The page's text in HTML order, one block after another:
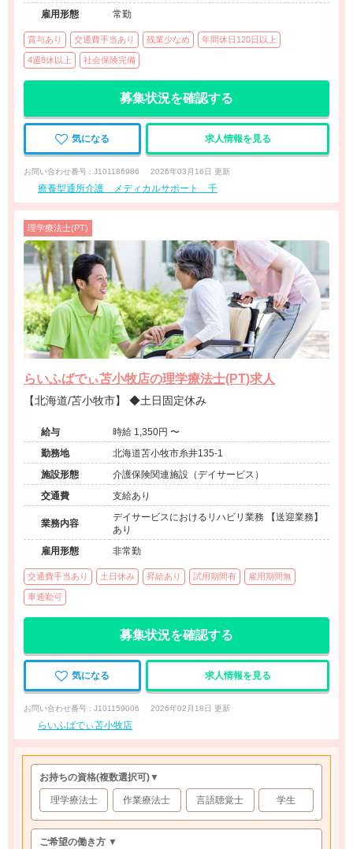
雇用形態
常勤
賞与あり 交通費手当あり 残業少なめ 年間休日120日以上
4週8休以上 社会保険完備
募集状況を確認する
気になる 求人情報を見る
お問い合わせ番号 : J101186986 2026年03月16日 更新
療養型通所介護 メディカルサポート 千
理学療法士(PT)
らいふばでぃ苫小牧店の理学療法士(PT)求人
【北海道/苫小牧市】 ◆土日固定休み
給与
時給 1,350円 〜
勤務地
北海道苫小牧市糸井135-1
施設形態
介護保険関連施設（デイサービス）
交通費
支給あり
業務内容
デイサービスにおけるリハビリ業務 【送迎業務】
あり
雇用形態
非常勤
交通費手当あり 土日休み 昇給あり 試用期間有 雇用期間無
車通勤可
募集状況を確認する
気になる 求人情報を見る
お問い合わせ番号 : J101159006 2026年02月18日 更新
らいふばでぃ苫小牧店
お持ちの資格(複数選択可)▼
理学療法士 作業療法士 言語聴覚士 学生
ご希望の働き方 ▼